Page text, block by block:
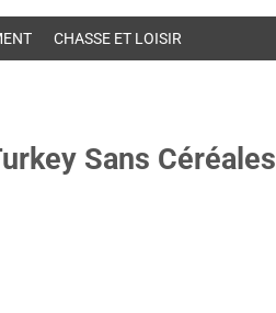
CHASSE ET LOISIR
Sans Céréales